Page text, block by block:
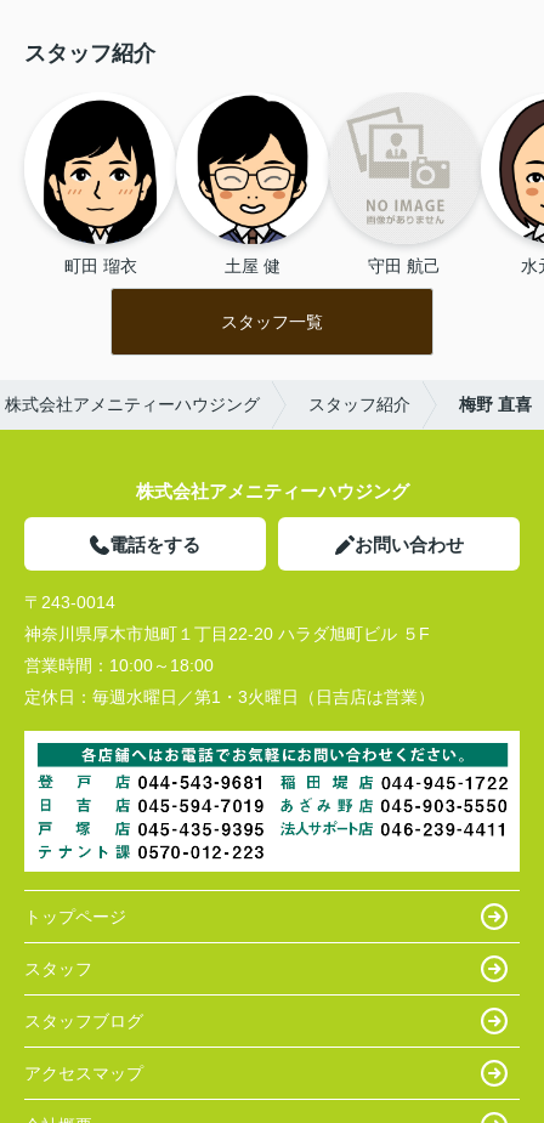
スタッフ紹介
町田 瑠衣 土屋 健 守田 航己 水
スタッフ一覧
式会社アメニティーハウジング スタッフ紹介 梅野 直喜
株式会社アメニティーハウジング
電話をする お問い合わせ
〒243-0014
神奈川県厚木市旭町１丁目22-20 ハラダ旭町ビル ５F
営業時間： 10:00～18:00
定休日： 毎週水曜日／第1・3火曜日（日吉店は営業）
トップページ
スタッフ
スタッフブログ
アクセスマップ